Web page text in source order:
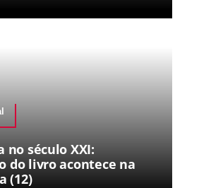
no século XXI:
do livro acontece na
(12)